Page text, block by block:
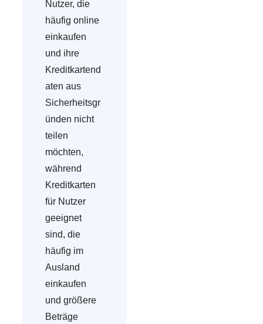
Nutzer, die
häufig online
einkaufen
und ihre
Kreditkartend
aten aus
Sicherheitsgr
ünden nicht
teilen
möchten,
während
Kreditkarten
für Nutzer
geeignet
sind, die
häufig im
Ausland
einkaufen
und größere
Beträge